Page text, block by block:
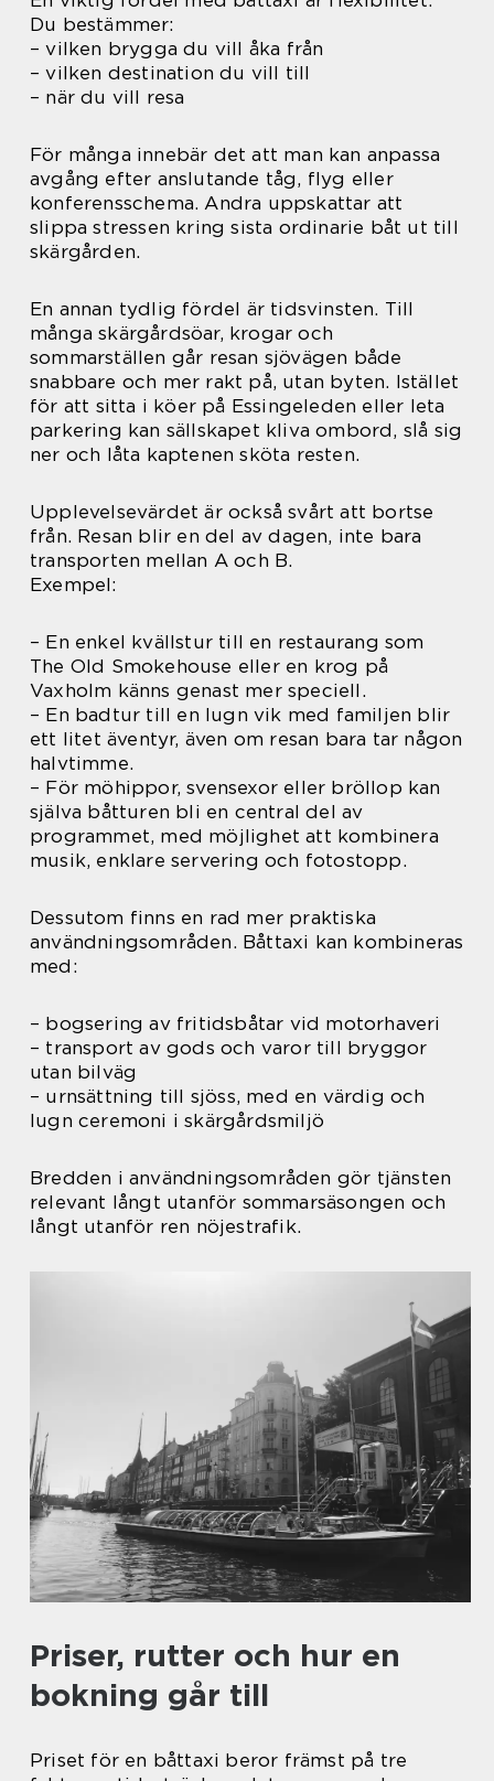
Du bestämmer:
– vilken brygga du vill åka från
– vilken destination du vill till
– när du vill resa
För många innebär det att man kan anpassa
avgång efter anslutande tåg, flyg eller
konferensschema. Andra uppskattar att
slippa stressen kring sista ordinarie båt ut till
skärgården.
En annan tydlig fördel är tidsvinsten. Till
många skärgårdsöar, krogar och
sommarställen går resan sjövägen både
snabbare och mer rakt på, utan byten. Istället
för att sitta i köer på Essingeleden eller leta
parkering kan sällskapet kliva ombord, slå sig
ner och låta kaptenen sköta resten.
Upplevelsevärdet är också svårt att bortse
från. Resan blir en del av dagen, inte bara
transporten mellan A och B.
Exempel:
– En enkel kvällstur till en restaurang som
The Old Smokehouse eller en krog på
Vaxholm känns genast mer speciell.
– En badtur till en lugn vik med familjen blir
ett litet äventyr, även om resan bara tar någon
halvtimme.
– För möhippor, svensexor eller bröllop kan
själva båtturen bli en central del av
programmet, med möjlighet att kombinera
musik, enklare servering och fotostopp.
Dessutom finns en rad mer praktiska
användningsområden. Båttaxi kan kombineras
med:
– bogsering av fritidsbåtar vid motorhaveri
– transport av gods och varor till bryggor
utan bilväg
– urnsättning till sjöss, med en värdig och
lugn ceremoni i skärgårdsmiljö
Bredden i användningsområden gör tjänsten
relevant långt utanför sommarsäsongen och
långt utanför ren nöjestrafik.
Priser, rutter och hur en
bokning går till
Priset för en båttaxi beror främst på tre